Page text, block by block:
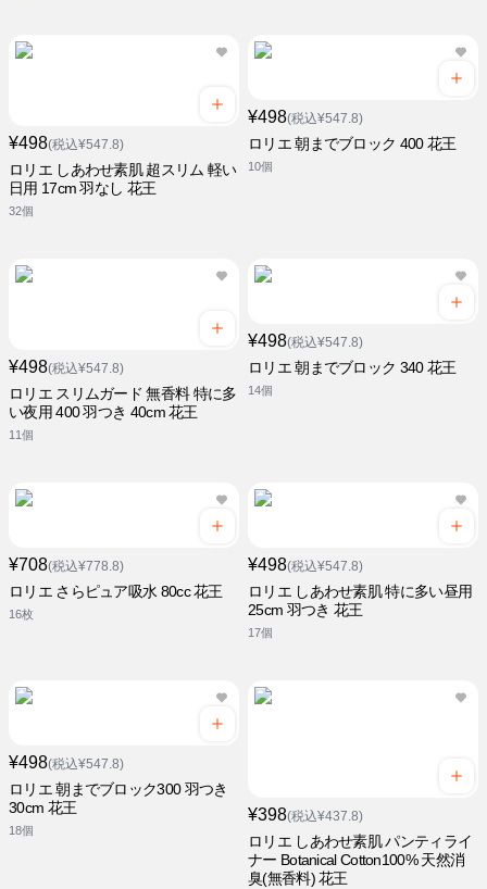
¥498(税込¥547.8)
ロリエ しあわせ素肌 超スリム 軽い
日用 17cm 羽なし 花王
32個
¥498(税込¥547.8)
ロリエ 朝までブロック 400 花王
10個
¥498(税込¥547.8)
ロリエ スリムガード 無香料 特に多
い夜用 400 羽つき 40cm 花王
11個
¥498(税込¥547.8)
ロリエ 朝までブロック 340 花王
14個
¥708(税込¥778.8)
ロリエ さらピュア吸水 80cc 花王
16枚
¥498(税込¥547.8)
ロリエ しあわせ素肌 特に多い昼用
25cm 羽つき 花王
17個
¥498(税込¥547.8)
ロリエ 朝までブロック300 羽つき
30cm 花王
18個
¥398(税込¥437.8)
ロリエ しあわせ素肌 パンティライ
ナー Botanical Cotton100% 天然消
臭(無香料) 花王